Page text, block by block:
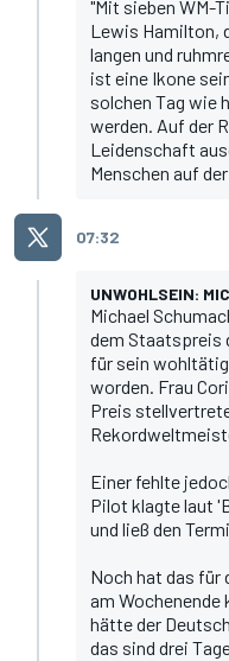
"Mit sieben WM-
Lewis Hamilton,
langen und
ist eine Ikone
solchen Tag wie
werden. Auf der
Leidenschaft
Menschen auf
07:32
UNWOHLSEIN:
Michael
dem Staatspreis
für sein
worden. Frau
Preis
Einer fehlte
Pilot klagte laut
und ließ den
Noch hat das für
am Wochenende
hätte der
das sind drei